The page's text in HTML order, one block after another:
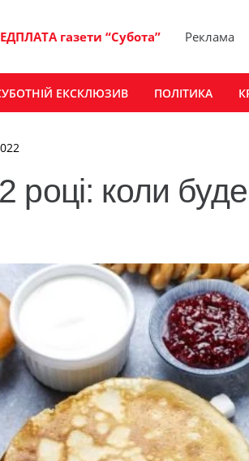
газети “Субота” Реклама
ЕКСКЛЮЗИВ ПОЛІТИКА
коли